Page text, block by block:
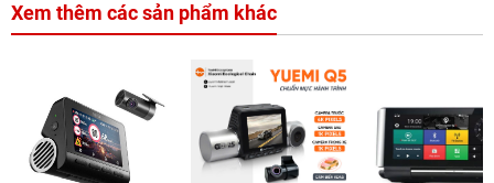
Xem thêm các sản phẩm khác